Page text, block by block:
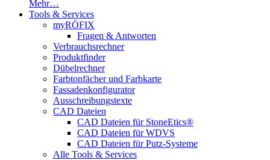
Mehr…
Tools & Services
myRÖFIX
Fragen & Antworten
Verbrauchsrechner
Produktfinder
Dübelrechner
Farbtonfächer und Farbkarte
Fassadenkonfigurator
Ausschreibungstexte
CAD Dateien
CAD Dateien für StoneEtics®
CAD Dateien für WDVS
CAD Dateien für Putz-Systeme
Alle Tools & Services